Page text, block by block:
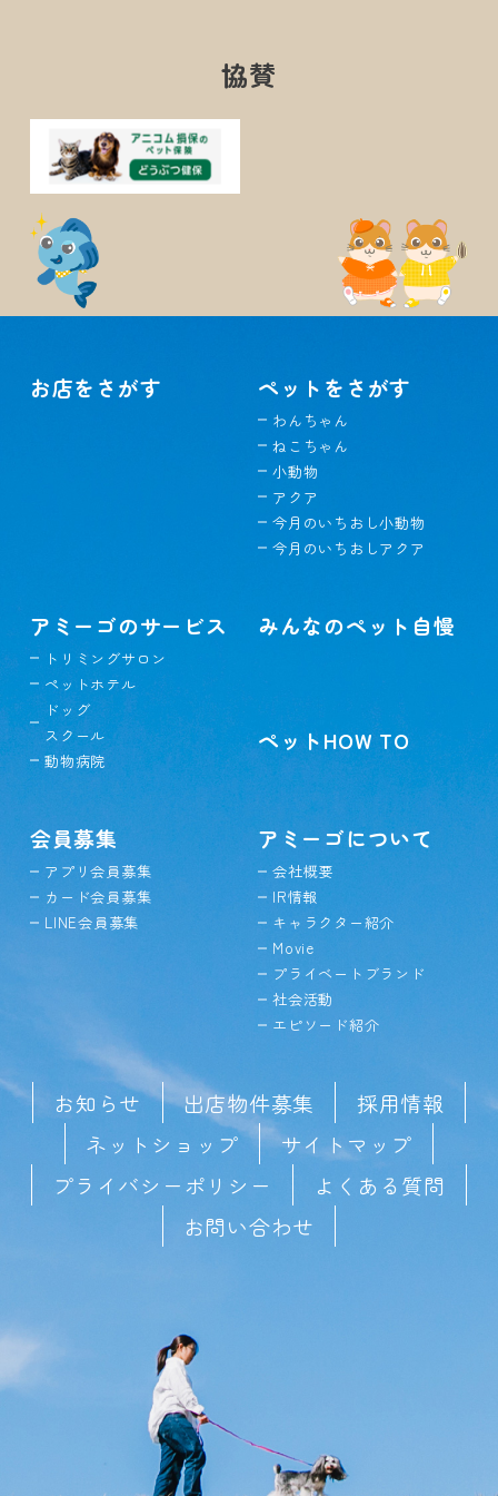
協賛
お店をさがす ペットをさがす
わんちゃん
ねこちゃん
小動物
アクア
今月のいちおし小動物
今月のいちおしアクア
アミーゴのサービス
トリミングサロン
ペットホテル
ドッグ
スクール
動物病院
みんなのペット自慢
ペットHOW TO
会員募集
アプリ会員募集
カード会員募集
LINE会員募集
アミーゴについて
会社概要
IR情報
キャラクター紹介
Movie
プライベートブランド
社会活動
エピソード紹介
お知らせ 出店物件募集
採用情報
ネットショップ
サイトマップ
プライバシーポリシー
よくある質問
お問い合わせ